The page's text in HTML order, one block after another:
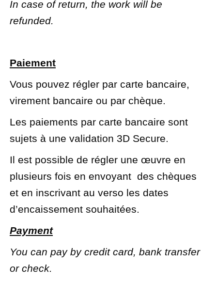
In case of return, the work will be
refunded.
Paiement
Vous pouvez régler par carte bancaire,
virement bancaire ou par chèque.
Les paiements par carte bancaire sont
sujets à une validation 3D Secure.
Il est possible de régler une œuvre en
plusieurs fois en envoyant des chèques
et en inscrivant au verso les dates
d’encaissement souhaitées.
Payment
You can pay by credit card, bank transfer
or check.